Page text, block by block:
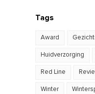
Tags
Award
Huidverzorging
Red Line
Winter